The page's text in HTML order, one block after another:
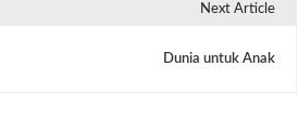
Next Article
Dunia untuk Anak